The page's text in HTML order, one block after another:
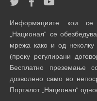
Информациите кои
„Национал“ се
мрежа како и од неколку
(преку регулирани
Бесплатно преземање
дозволено само во
Порталот „Национал“